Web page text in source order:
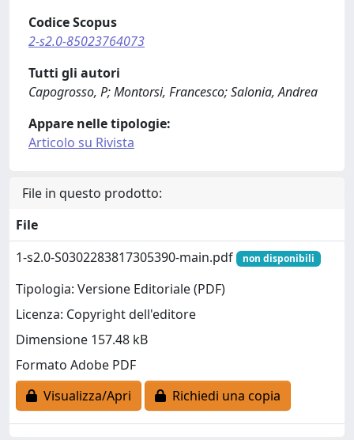
Codice Scopus
2-s2.0-85023764073
Tutti gli autori
Capogrosso, P; Montorsi, Francesco; Salonia, Andrea
Appare nelle tipologie:
Articolo su Rivista
File in questo prodotto:
File
1-s2.0-S0302283817305390-main.pdf
non disponibili
Tipologia: Versione Editoriale (PDF)
Licenza: Copyright dell'editore
Dimensione 157.48 kB
Formato Adobe PDF
Visualizza/Apri
Richiedi una copia